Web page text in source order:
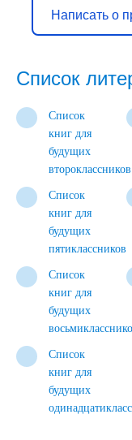
Написать о
Список
Список
книг для
будущих
второклассников
Список
книг для
будущих
пятиклассников
Список
книг для
будущих
Список
книг для
будущих